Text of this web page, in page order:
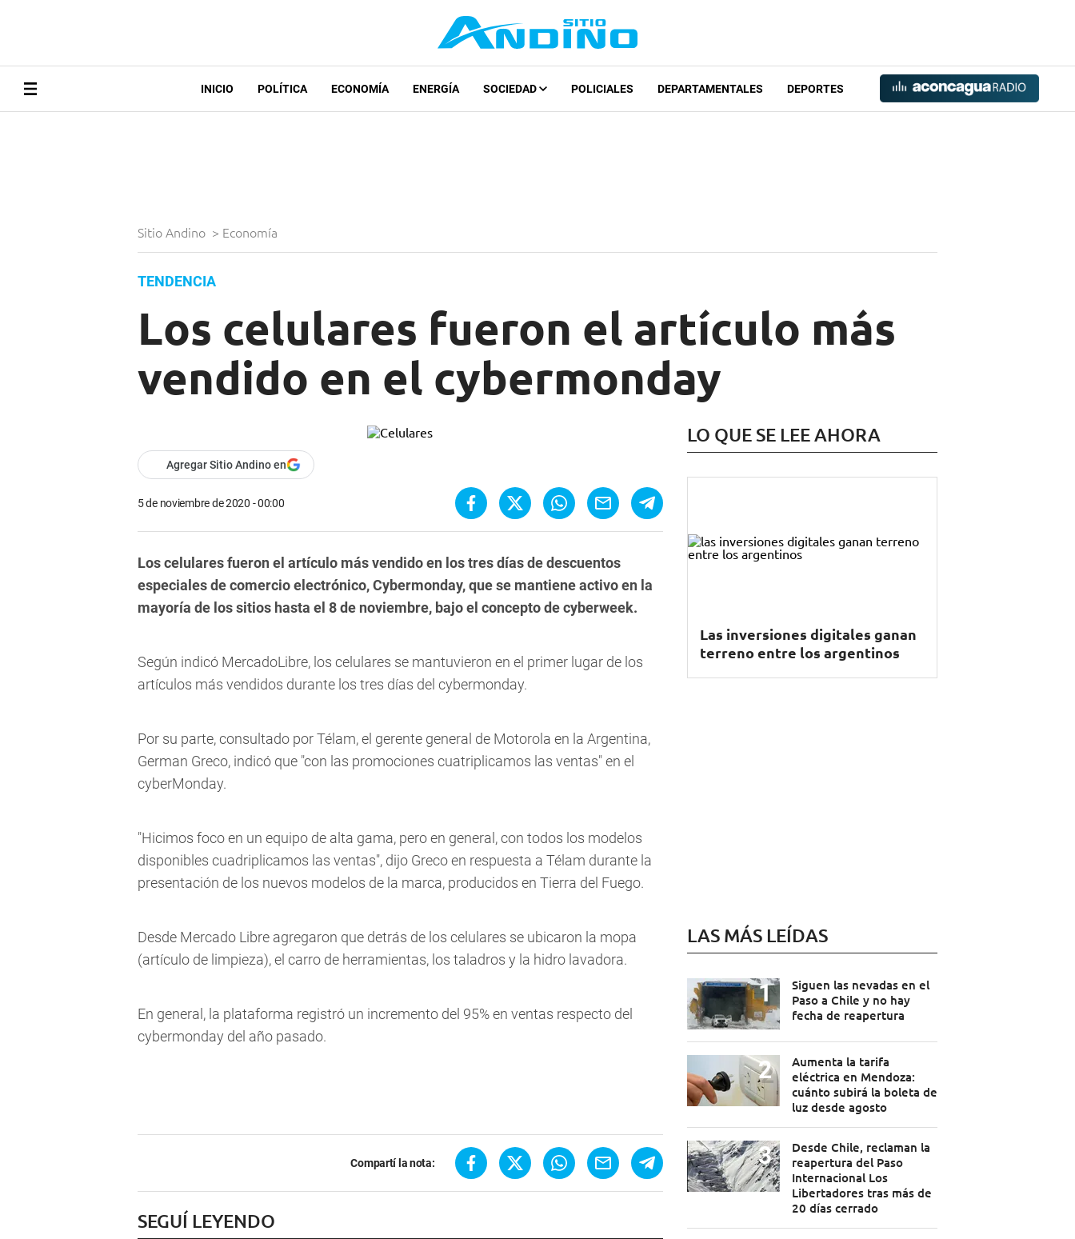
INICIO POLÍTICA ECONOMÍA ENERGÍA SOCIEDAD POLICIALES DEPARTAMENTALES DEPORTES
Sitio Andino > Economía
TENDENCIA
Los celulares fueron el artículo más
vendido en el cybermonday
Agregar Sitio Andino en
5 de noviembre de 2020 - 00:00
Los celulares fueron el artículo más vendido en los tres días de descuentos
especiales de comercio electrónico, Cybermonday, que se mantiene activo en la
mayoría de los sitios hasta el 8 de noviembre, bajo el concepto de cyberweek.
Según indicó MercadoLibre, los celulares se mantuvieron en el primer lugar de los
artículos más vendidos durante los tres días del cybermonday.
Por su parte, consultado por Télam, el gerente general de Motorola en la Argentina,
German Greco, indicó que "con las promociones cuatriplicamos las ventas" en el
cyberMonday.
"Hicimos foco en un equipo de alta gama, pero en general, con todos los modelos
disponibles cuadriplicamos las ventas", dijo Greco en respuesta a Télam durante la
presentación de los nuevos modelos de la marca, producidos en Tierra del Fuego.
Desde Mercado Libre agregaron que detrás de los celulares se ubicaron la mopa
(artículo de limpieza), el carro de herramientas, los taladros y la hidro lavadora.
En general, la plataforma registró un incremento del 95% en ventas respecto del
cybermonday del año pasado.
Compartí la nota:
SEGUÍ LEYENDO
LO QUE SE LEE AHORA
Las inversiones digitales ganan
terreno entre los argentinos
LAS MÁS LEÍDAS
Siguen las nevadas en el
Paso a Chile y no hay
fecha de reapertura
Aumenta la tarifa
eléctrica en Mendoza:
cuánto subirá la boleta de
luz desde agosto
Desde Chile, reclaman la
reapertura del Paso
Internacional Los
Libertadores tras más de
20 días cerrado